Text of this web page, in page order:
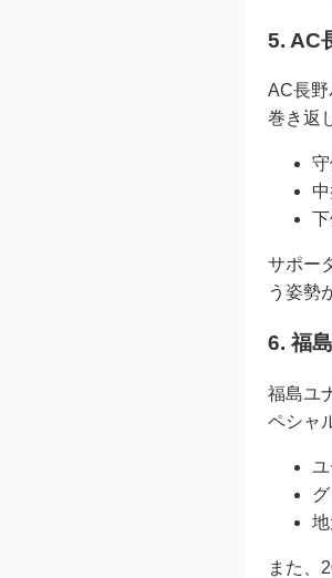
5. AC
AC長
巻き返
サポー
う姿勢
6. 福
福島ユ
ペシャ
また、